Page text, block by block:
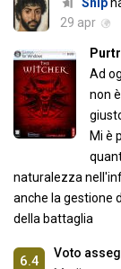
29 apr
Ad
non
Mi è
naturalezza
anche la gestione
della battaglia
6.4
Voto